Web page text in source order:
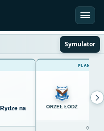
Symulator
na
ORZEŁ ŁÓDŹ
0